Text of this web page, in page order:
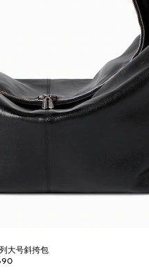
大号斜挎包